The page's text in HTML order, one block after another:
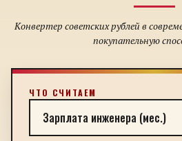
Конвертер советских рублей в
покупательную
ЧТО СЧИТАЕМ